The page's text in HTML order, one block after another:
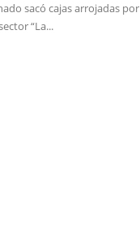
sacó cajas arrojadas por
“La...